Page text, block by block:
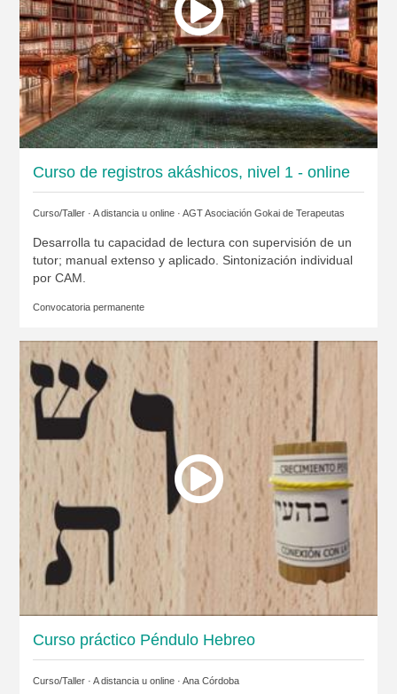
Curso de registros akáshicos, nivel 1 - online
Curso/Taller · A distancia u online · AGT Asociación Gokai de Terapeutas
Desarrolla tu capacidad de lectura con supervisión de un
tutor; manual extenso y aplicado. Sintonización individual
por CAM.
Convocatoria permanente
Curso práctico Péndulo Hebreo
Curso/Taller · A distancia u online · Ana Córdoba